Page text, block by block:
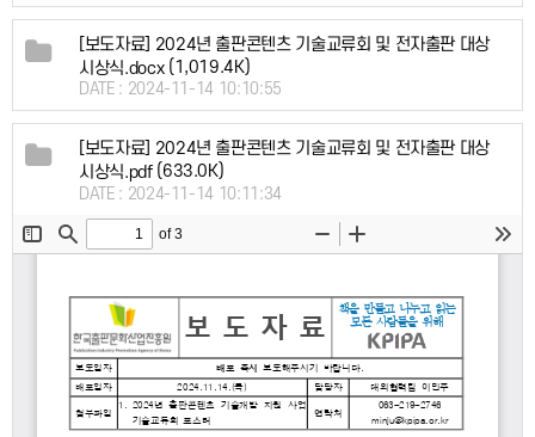
[보도자료] 2024년 출판콘텐츠 기술교류회 및 전자출판 대상
시상식.docx(1,019.4K)
DATE : 2024-11-14 10:10:55
[보도자료] 2024년 출판콘텐츠 기술교류회 및 전자출판 대상
시상식.pdf(633.0K)
DATE : 2024-11-14 10:11:34